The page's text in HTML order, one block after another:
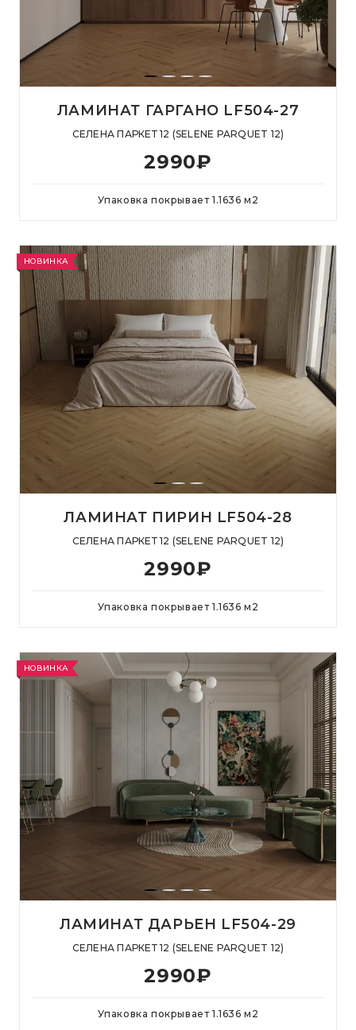
ЛАМИНАТ ГАРГАНО LF504-27
СЕЛЕНА ПАРКЕТ 12 (SELENE PARQUET 12)
2990₽
Упаковка покрывает 1.1636 м 2
НОВИНКА
ЛАМИНАТ ПИРИН LF504-28
СЕЛЕНА ПАРКЕТ 12 (SELENE PARQUET 12)
2990₽
Упаковка покрывает 1.1636 м 2
НОВИНКА
ЛАМИНАТ ДАРЬЕН LF504-29
СЕЛЕНА ПАРКЕТ 12 (SELENE PARQUET 12)
2990₽
Упаковка покрывает 1.1636 м 2